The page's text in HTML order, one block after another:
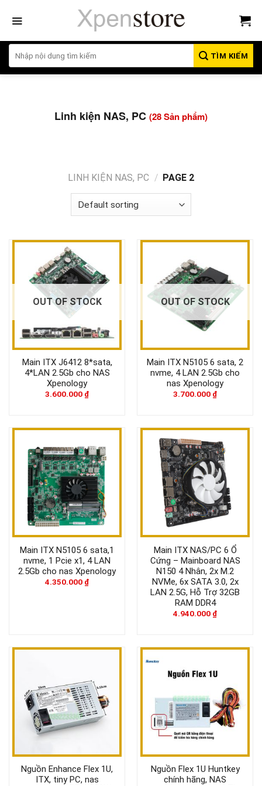
qua
dung
TÌM KIẾM
Linh kiện NAS, PC (28 Sản phẩm)
LINH KIỆN NAS, PC / PAGE 2
OUT OF STOCK
Main ITX J6412 8*sata,
4*LAN 2.5Gb cho NAS
Xpenology
3.600.000 ₫
OUT OF STOCK
Main ITX N5105 6 sata, 2
nvme, 4 LAN 2.5Gb cho
nas Xpenology
3.700.000 ₫
Main ITX N5105 6 sata,1
nvme, 1 Pcie x1, 4 LAN
2.5Gb cho nas Xpenology
4.350.000 ₫
Main ITX NAS/PC 6 Ổ
Cứng – Mainboard NAS
N150 4 Nhân, 2x M.2
NVMe, 6x SATA 3.0, 2x
LAN 2.5G, Hỗ Trợ 32GB
RAM DDR4
4.940.000 ₫
Nguồn Enhance Flex 1U,
ITX, tiny PC, nas
Nguồn Flex 1U Huntkey
chính hãng, NAS